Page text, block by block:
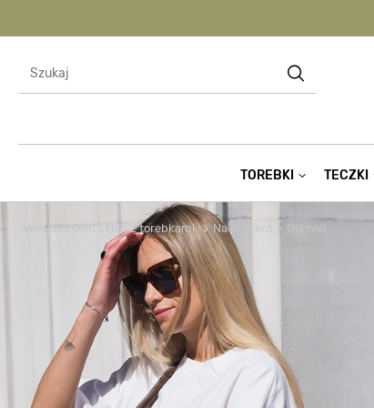
TOREBKI TECZKI
Verostilo.com sklep z torebkami Na prezent Dla niej